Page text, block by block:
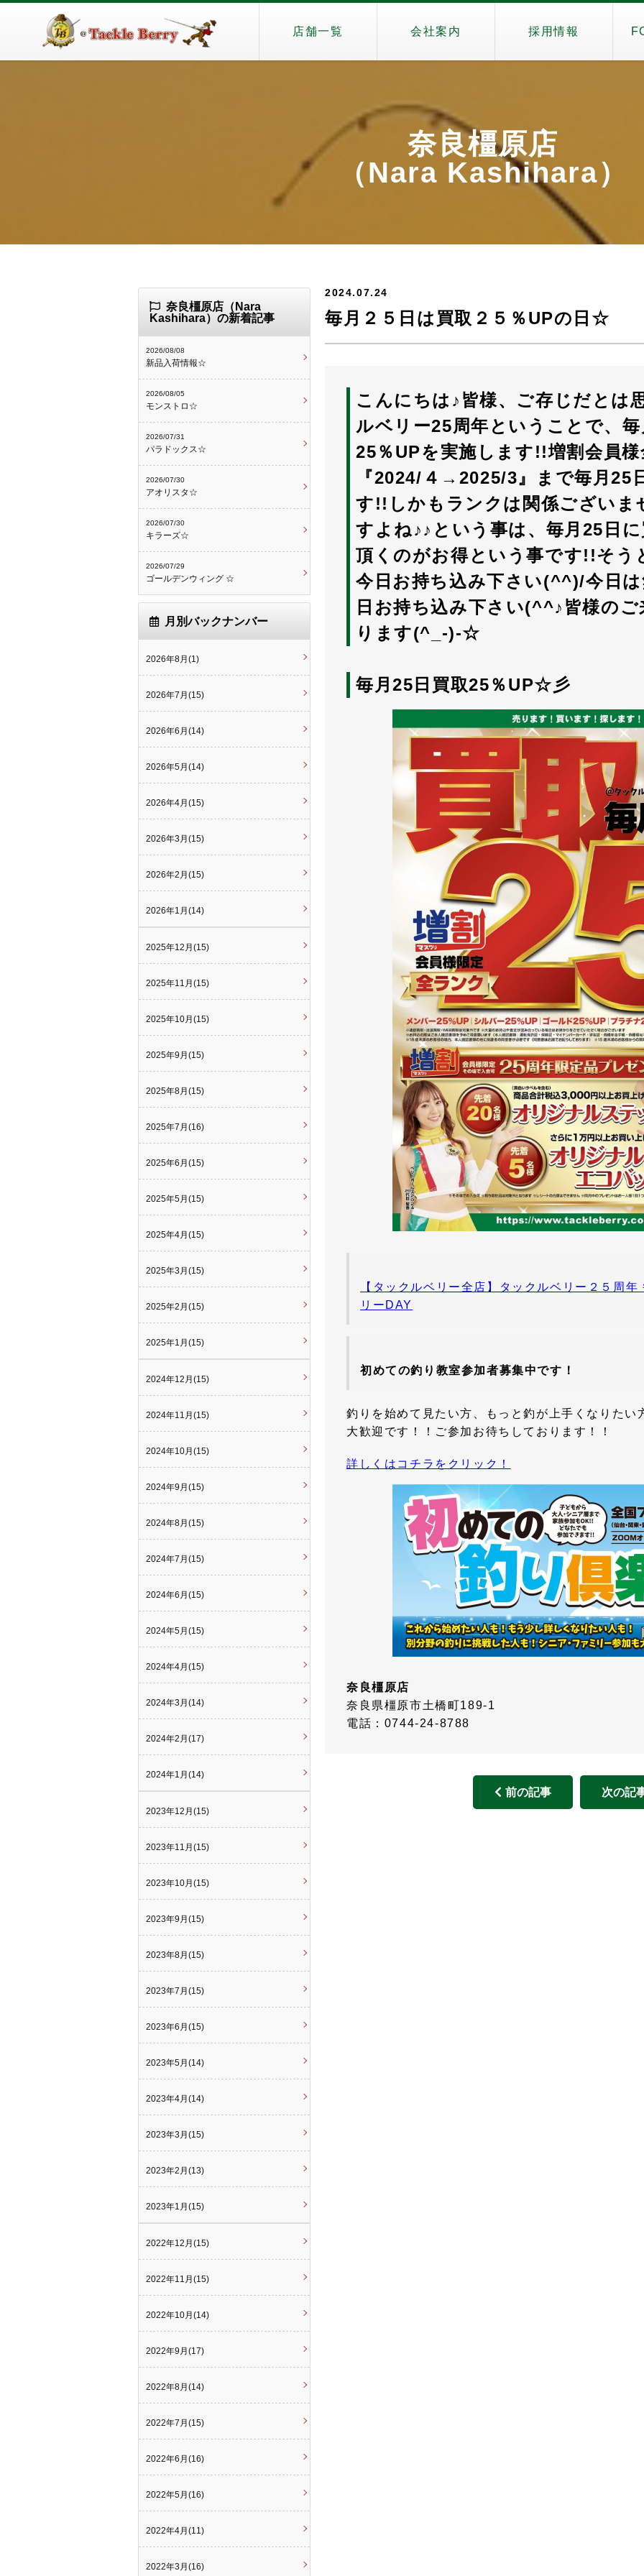
店舗一覧 会社案内 採用情報
奈良橿原店
（Nara Kashihara）
2024.07.24
毎月２５日は買取２５％UPの日☆
こんにちは♪皆様、ご存じだとは
ルベリー25周年ということで、
25％UPを実施します!!増割会員
『2024/４→2025/3』まで毎月25
す!!しかもランクは関係ござい
すよね♪♪という事は、毎月25日
頂くのがお得という事です!!そう
今日お持ち込み下さい(^^)/今日
日お持ち込み下さい(^^♪皆様の
ります(^_-)-☆
毎月25日買取25％UP☆彡
【タックルベリー全店】タックルベリー２５周
リーDAY
初めての釣り教室参加者募集中です！
釣りを始めて見たい方、もっと釣が上手くなりたい
大歓迎です！！ご参加お待ちしております！！
詳しくはコチラをクリック！
奈良橿原店
奈良県橿原市土橋町189-1
電話：0744-24-8788
前の記事 次の記
奈良橿原店（Nara
Kashihara）の新着記事
2026/08/08
新品入荷情報☆
2026/08/05
モンストロ☆
2026/07/31
パラドックス☆
2026/07/30
アオリスタ☆
2026/07/30
キラーズ☆
2026/07/29
ゴールデンウィング ☆
月別バックナンバー
2026年8月(1)
2026年7月(15)
2026年6月(14)
2026年5月(14)
2026年4月(15)
2026年3月(15)
2026年2月(15)
2026年1月(14)
2025年12月(15)
2025年11月(15)
2025年10月(15)
2025年9月(15)
2025年8月(15)
2025年7月(16)
2025年6月(15)
2025年5月(15)
2025年4月(15)
2025年3月(15)
2025年2月(15)
2025年1月(15)
2024年12月(15)
2024年11月(15)
2024年10月(15)
2024年9月(15)
2024年8月(15)
2024年7月(15)
2024年6月(15)
2024年5月(15)
2024年4月(15)
2024年3月(14)
2024年2月(17)
2024年1月(14)
2023年12月(15)
2023年11月(15)
2023年10月(15)
2023年9月(15)
2023年8月(15)
2023年7月(15)
2023年6月(15)
2023年5月(14)
2023年4月(14)
2023年3月(15)
2023年2月(13)
2023年1月(15)
2022年12月(15)
2022年11月(15)
2022年10月(14)
2022年9月(17)
2022年8月(14)
2022年7月(15)
2022年6月(16)
2022年5月(16)
2022年4月(11)
2022年3月(16)